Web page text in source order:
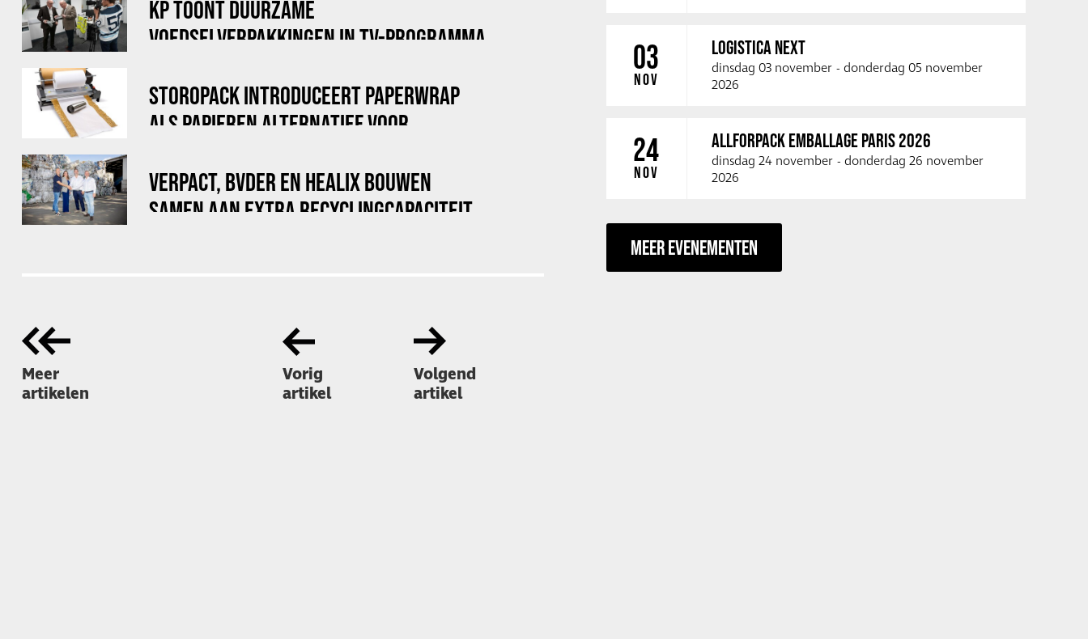
KP TOONT DUURZAME
VOEDSELVERPAKKINGEN IN TV-PROGRAMMA
STOROPACK INTRODUCEERT PAPERWRAP
ALS PAPIEREN ALTERNATIEF VOOR
VERPACT, BVDER EN HEALIX BOUWEN
SAMEN AAN EXTRA RECYCLINGCAPACITEIT
Meer
artikelen
Vorig
artikel
Volgend
artikel
03
NOV
LOGISTICA NEXT
dinsdag 03 november - donderdag 05 november
2026
24
NOV
ALLFORPACK EMBALLAGE PARIS 2026
dinsdag 24 november - donderdag 26 november
2026
MEER EVENEMENTEN